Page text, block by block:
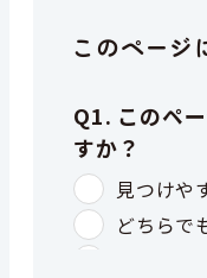
このページ